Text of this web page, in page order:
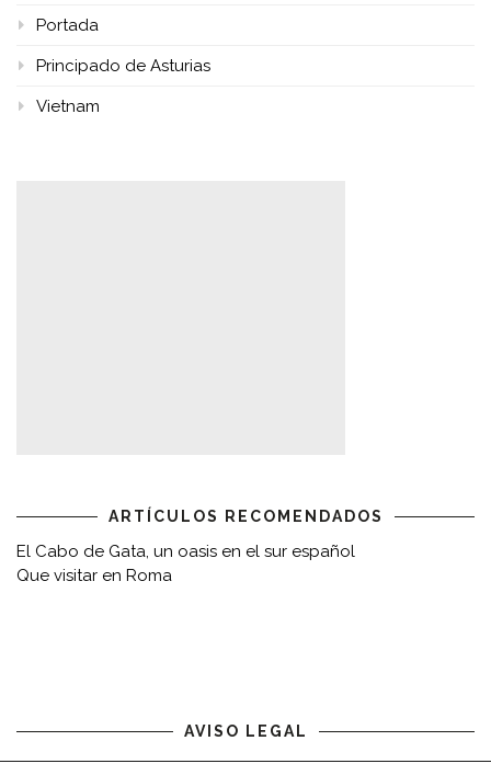
Portada
Principado de Asturias
Vietnam
ARTÍCULOS RECOMENDADOS
El Cabo de Gata, un oasis en el sur español
Que visitar en Roma
AVISO LEGAL